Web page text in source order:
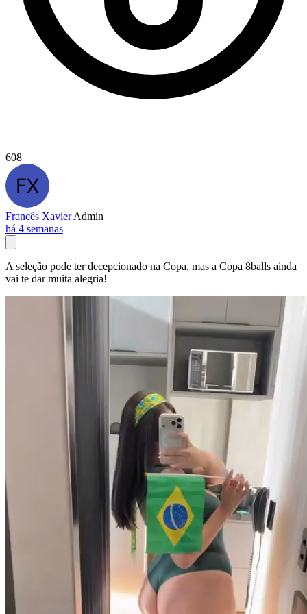
608
Francês XavierAdmin
há 4 semanas
A seleção pode ter decepcionado na Copa, mas a Copa 8balls ainda
vai te dar muita alegria!